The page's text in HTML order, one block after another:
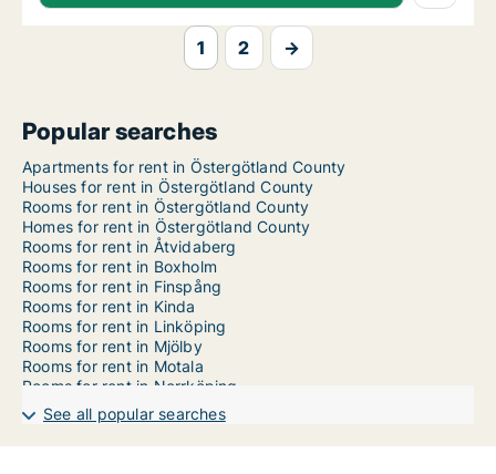
1 2 →
Popular searches
Apartments for rent in Östergötland County
Houses for rent in Östergötland County
Rooms for rent in Östergötland County
Homes for rent in Östergötland County
Rooms for rent in Åtvidaberg
Rooms for rent in Boxholm
Rooms for rent in Finspång
Rooms for rent in Kinda
Rooms for rent in Linköping
Rooms for rent in Mjölby
Rooms for rent in Motala
Rooms for rent in Norrköping
Rooms for rent in Ödeshög
Rooms for rent in Söderköping
See all popular searches